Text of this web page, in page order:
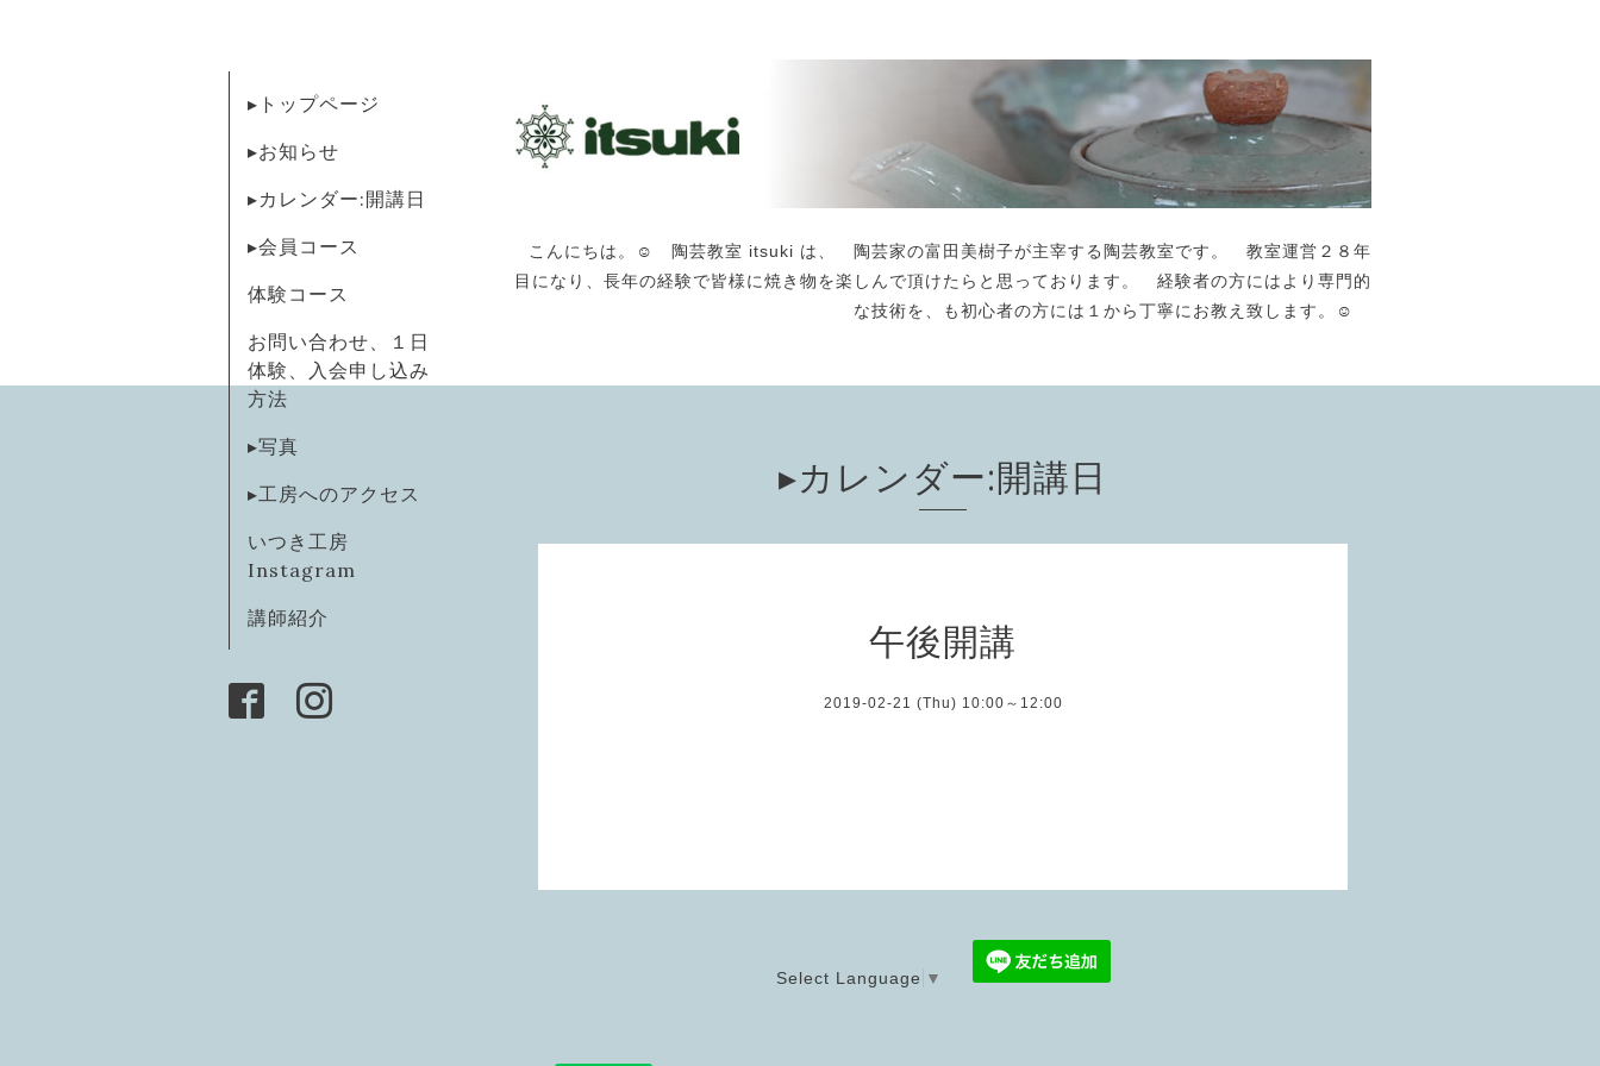
こんにちは。☺️ 陶芸教室 itsuki は、 陶芸家の富田美樹子が主宰する陶芸教室です。 教室運営２８年
目になり、長年の経験で皆様に焼き物を楽しんで頂けたらと思っております。 経験者の方にはより専門的
な技術を、も初心者の方には１から丁寧にお教え致します。☺️
▸トップページ
▸お知らせ
▸カレンダー:開講日
▸会員コース
体験コース
お問い合わせ、１日
体験、入会申し込み
方法
▸写真
▸工房へのアクセス
いつき工房
Instagram
講師紹介
▸カレンダー:開講日
午後開講
2019-02-21 (Thu) 10:00～12:00
Select Language ▼